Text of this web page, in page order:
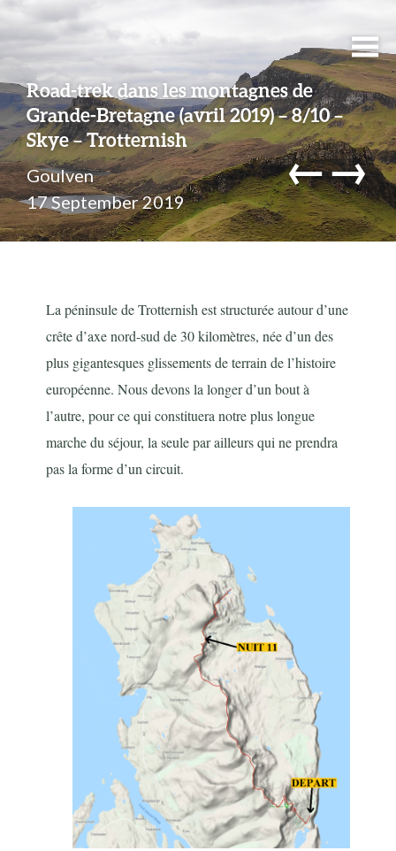
Road-trek dans les montagnes de
Grande-Bretagne (avril 2019) – 8/10 –
Skye – Trotternish
Goulven
17 September 2019
←→
La péninsule de Trotternish est structurée autour d’une
crête d’axe nord-sud de 30 kilomètres, née d’un des
plus gigantesques glissements de terrain de l’histoire
européenne. Nous devons la longer d’un bout à
l’autre, pour ce qui constituera notre plus longue
marche du séjour, la seule par ailleurs qui ne prendra
pas la forme d’un circuit.